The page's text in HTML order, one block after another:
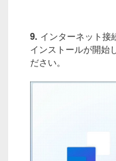
9. インターネット接
インストールが開始
ださい。